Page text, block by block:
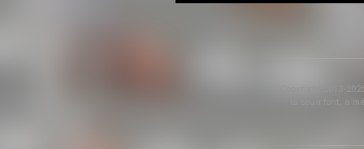
Copyright 2013-
la seua font, a